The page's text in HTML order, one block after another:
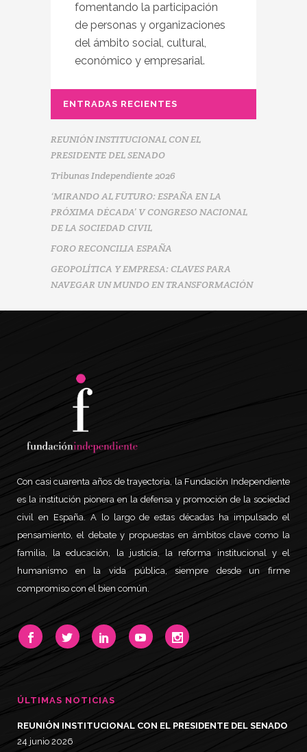
fomentando la participación
de personas y organizaciones
del ámbito social, cultural,
económico y empresarial.
ENTRADAS RECIENTES
REUNIÓN INSTITUCIONAL CON EL
PRESIDENTE DEL SENADO
Tribunas Independiente 2026
‘MIRANDO AL FUTURO: ESPAÑA EN LA
PRÓXIMA DÉCADA’ V CONGRESO NACIONAL
DE LA SOCIEDAD CIVIL
FORO RECONCILIA ESPAÑA
GEOPOLÍTICA Y EMPRESA: CLAVES PARA
NAVEGAR UN MUNDO EN TRANSFORMACIÓN
Con casi cuarenta años de trayectoria, la Fundación Independiente
es la institución pionera en la defensa y promoción de la sociedad
civil en España. A lo largo de estas décadas ha impulsado el
pensamiento, el debate y propuestas en ámbitos clave como la
familia, la educación, la justicia, la reforma institucional y el
humanismo en la vida pública, siempre desde un firme
compromiso con el bien común.
ÚLTIMAS NOTICIAS
REUNIÓN INSTITUCIONAL CON EL PRESIDENTE DEL SENADO
24 junio 2026